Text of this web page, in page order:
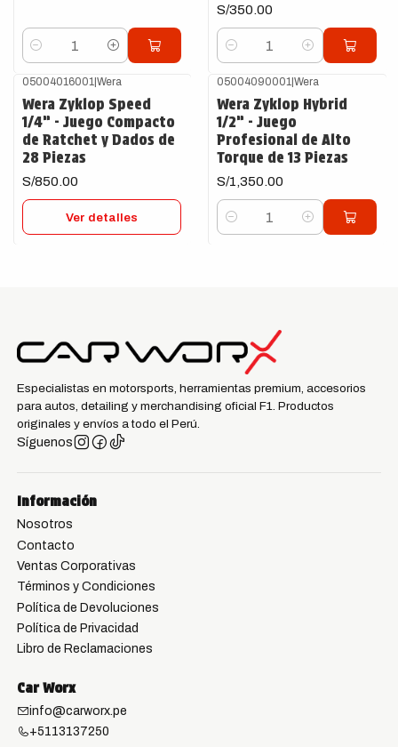
Cantidad
S/350.00
Cantidad
05004016001 |Wera
Wera Zyklop Speed
1/4” - Juego Compacto
de Ratchet y Dados de
28 Piezas
S/850.00
Ver detalles
05004090001 |Wera
Wera Zyklop Hybrid
1/2” - Juego
Profesional de Alto
Torque de 13 Piezas
S/1,350.00
Cantidad
Especialistas en motorsports, herramientas premium, accesorios
para autos, detailing y merchandising oficial F1. Productos
originales y envíos a todo el Perú.
Síguenos
Información
Nosotros
Contacto
Ventas Corporativas
Términos y Condiciones
Política de Devoluciones
Política de Privacidad
Libro de Reclamaciones
Car Worx
info@carworx.pe
+5113137250